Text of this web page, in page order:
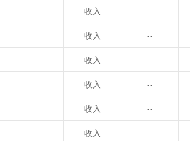
收入 --
收入 --
收入 --
收入 --
收入 --
收入 --